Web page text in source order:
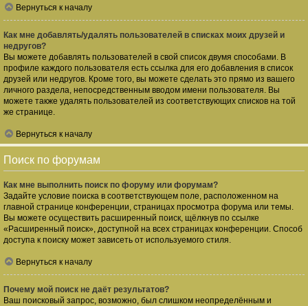
Вернуться к началу
Как мне добавлять/удалять пользователей в списках моих друзей и
недругов?
Вы можете добавлять пользователей в свой список двумя способами. В
профиле каждого пользователя есть ссылка для его добавления в список
друзей или недругов. Кроме того, вы можете сделать это прямо из вашего
личного раздела, непосредственным вводом имени пользователя. Вы
можете также удалять пользователей из соответствующих списков на той
же странице.
Вернуться к началу
Поиск по форумам
Как мне выполнить поиск по форуму или форумам?
Задайте условие поиска в соответствующем поле, расположенном на
главной странице конференции, страницах просмотра форума или темы.
Вы можете осуществить расширенный поиск, щёлкнув по ссылке
«Расширенный поиск», доступной на всех страницах конференции. Способ
доступа к поиску может зависеть от используемого стиля.
Вернуться к началу
Почему мой поиск не даёт результатов?
Ваш поисковый запрос, возможно, был слишком неопределённым и